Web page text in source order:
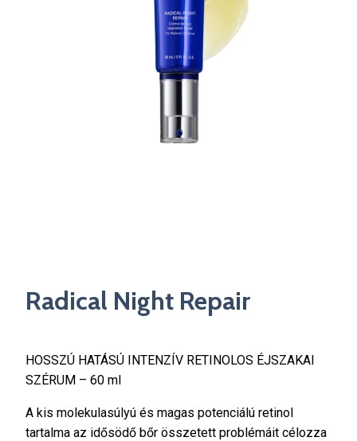
Radical Night Repair
HOSSZÚ HATÁSÚ INTENZÍV RETINOLOS ÉJSZAKAI
SZÉRUM – 60 ml
A kis molekulasúlyú és magas potenciálú retinol
tartalma az idősödő bőr összetett problémáit célozza